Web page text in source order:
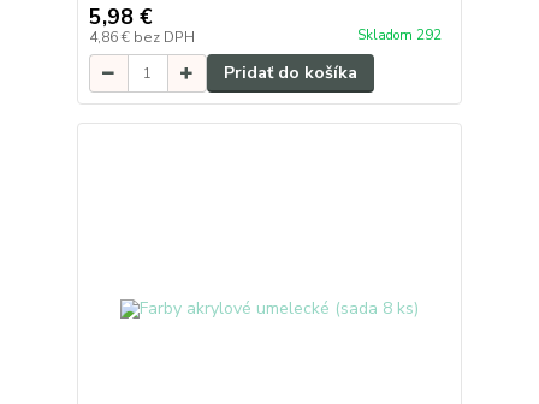
5,98 €
4,86 € bez DPH Skladom 292
Pridať do košíka